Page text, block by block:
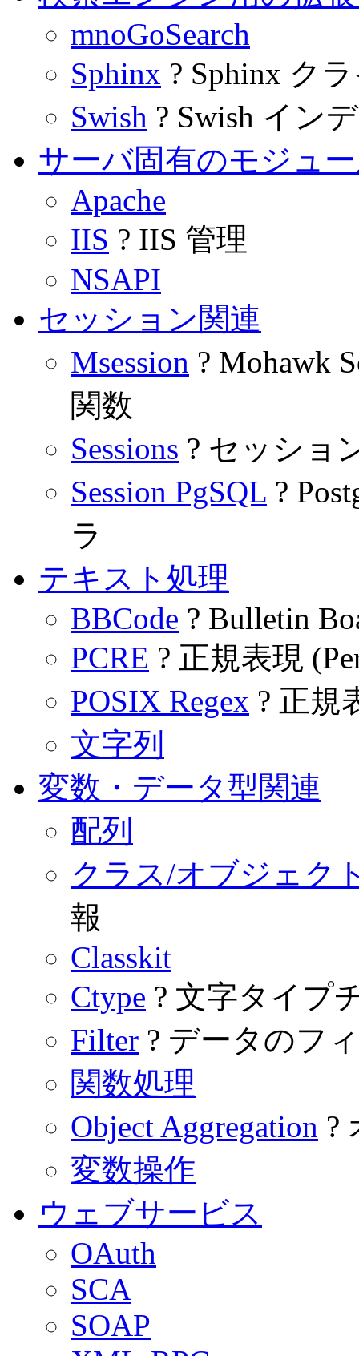
mnoGoSearch
Sphinx ? Sphinx ク
Swish ? Swish イン
サーバ固有のモジュ
Apache
IIS ? IIS 管理
NSAPI
セッション関連
Msession ? Mohawk
関数
Sessions ? セッショ
Session PgSQL ?
ラ
テキスト処理
BBCode ? Bulletin
PCRE ? 正規表現
POSIX Regex ? 正規
文字列
変数・データ型関連
配列
クラス/オブジェク
報
Classkit
Ctype ? 文字タイプ
Filter ? データのフ
関数処理
Object Aggregation ?
変数操作
ウェブサービス
OAuth
SCA
SOAP